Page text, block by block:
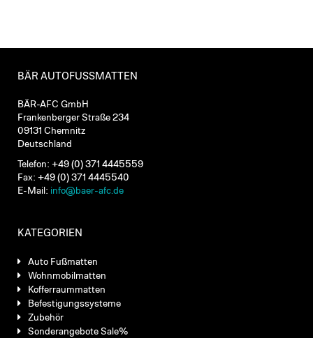
BÄR AUTOFUSSMATTEN
BÄR-AFC GmbH
Frankenberger Straße 234
09131 Chemnitz
Deutschland
Telefon: +49 (0) 371 4445559
Fax: +49 (0) 371 4445540
E-Mail: info@baer-afc.de
KATEGORIEN
Auto Fußmatten
Wohnmobilmatten
Kofferraummatten
Befestigungssysteme
Zubehör
Sonderangebote Sale%